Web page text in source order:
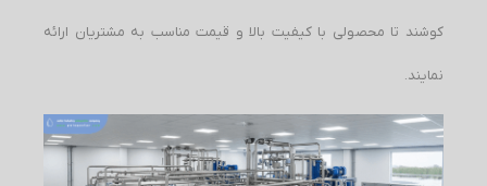
کوشند تا محصولی با کیفیت بالا و قیمت مناسب به مشتریان ارائه
نمایند.